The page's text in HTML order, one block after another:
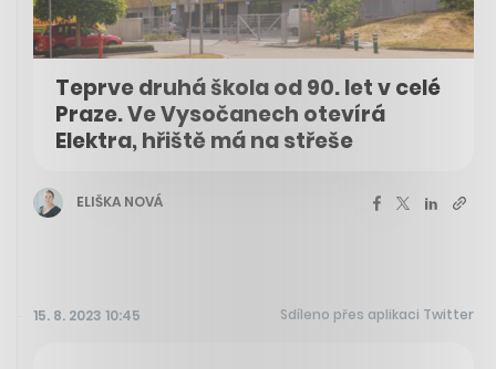
Teprve druhá škola od 90. let v celé
Praze. Ve Vysočanech otevírá
Elektra, hřiště má na střeše
ELIŠKA NOVÁ
15. 8. 2023 10:45 Sdíleno přes aplikaci Twitter